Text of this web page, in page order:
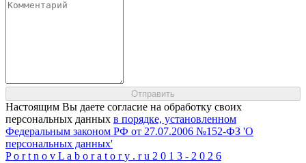
Настоящим Вы даете согласие на обработку своих
персональных данных в порядке, установленном
Федеральным законом РФ от 27.07.2006 №152-ФЗ 'О
персональных данных'
P o r t n o v L a b o r a t o r y . r u 2 0 1 3 - 2 0 2 6